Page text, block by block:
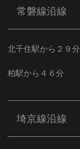
常磐線沿線
北千住駅から２９分
柏駅から４６分
埼京線沿線